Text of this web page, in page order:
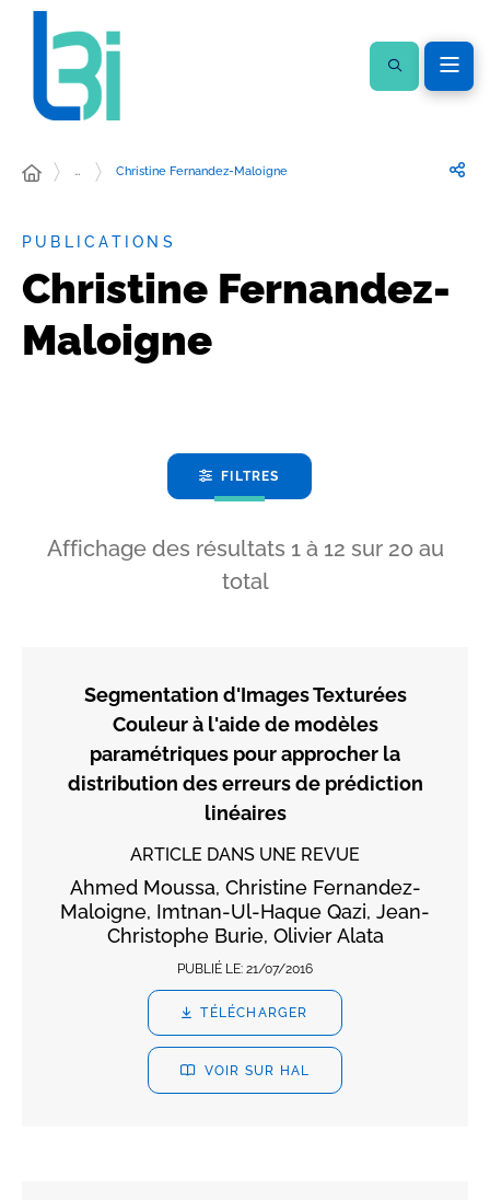
… Christine Fernandez-Maloigne
PUBLICATIONS
Christine Fernandez-
Maloigne
FILTRES
Affichage des résultats 1à 12 sur 20au
total
Segmentation d'Images Texturées
Couleur à l'aide de modèles
paramétriques pour approcher la
distribution des erreurs de prédiction
linéaires
ARTICLE DANS UNE REVUE
Ahmed Moussa, Christine Fernandez-
Maloigne, Imtnan-Ul-Haque Qazi, Jean-
Christophe Burie, Olivier Alata
PUBLIÉ LE: 21/07/2016
TÉLÉCHARGER
VOIR SUR HAL